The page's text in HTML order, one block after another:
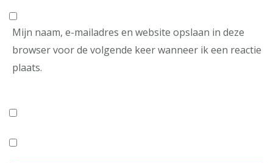
Mijn naam, e-mailadres en website opslaan in deze
browser voor de volgende keer wanneer ik een reactie
plaats.